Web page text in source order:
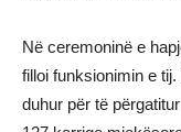
Në ceremoninë e
filloi funksionimin e
duhur për të